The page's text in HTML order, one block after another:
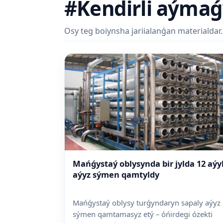
#Kendirli
Osy teg boiynsha jariialanǵan materialdar.
Mańǵystaý oblysynda bir jylda 12
aýyz sýmen qamtyldy
Mańǵystaý oblysy turǵyndaryn sapaly aýyz
sýmen qamtamasyz etý – óńirdegi ózekti